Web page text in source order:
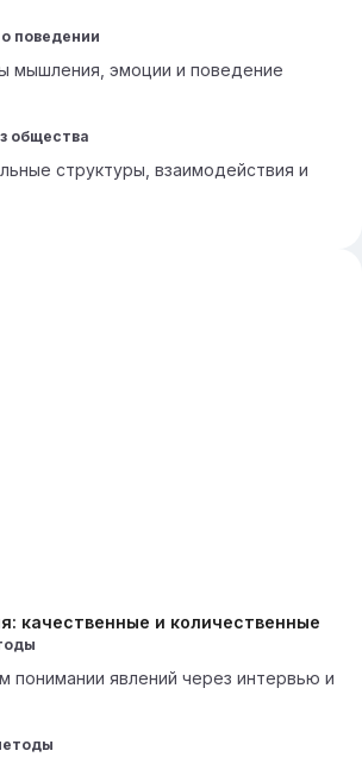
поведении
мышления, эмоции и поведение
общества
структуры, взаимодействия и
качественные и количественные
понимании явлений через интервью и